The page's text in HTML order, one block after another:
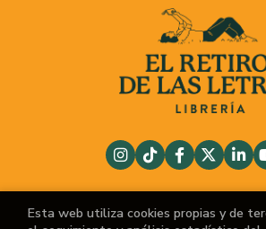
Esta web utiliza cookies propias y de